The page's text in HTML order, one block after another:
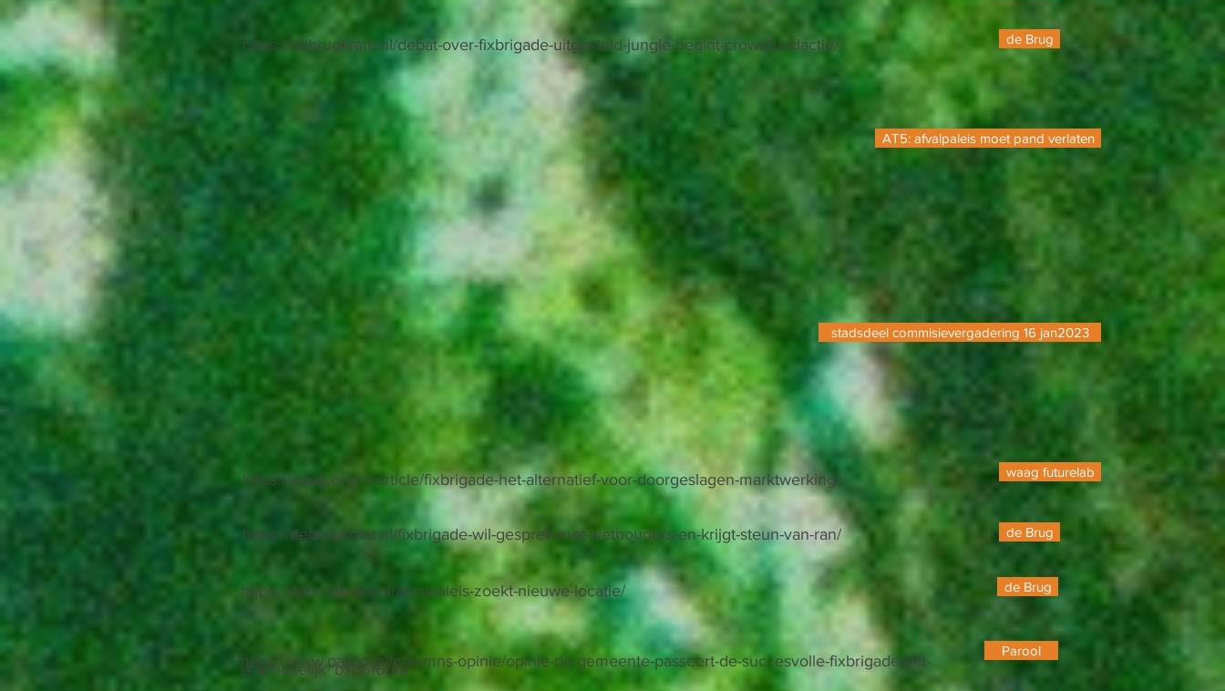
https://debrugkrant.nl/debat-over-fixbrigade-uitgesteld-jungle-begint-crowdfundactie/ de Brug
AT5: afvalpaleis moet pand verlaten
stadsdeel commisievergadering 16 jan2023
https://waag.org/nl/article/fixbrigade-het-alternatief-voor-doorgeslagen-marktwerking/ waag futurelab
https://debrugkrant.nl/fixbrigade-wil-gesprek-met-wethouders-en-krijgt-steun-van-ran/
https://debrugkrant.nl/afvalpaleis-zoekt-nieuwe-locatie/
de Brug
de Brug
https://www.parool.nl/columns-opinie/opinie-de-gemeente-passeert-de-succesvolle-fixbrigade-dat-
is-schadelijk~b7b5f6bb/
Parool